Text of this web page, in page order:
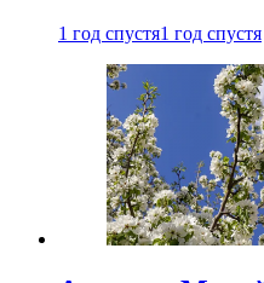
1 год спустя1 год спустя